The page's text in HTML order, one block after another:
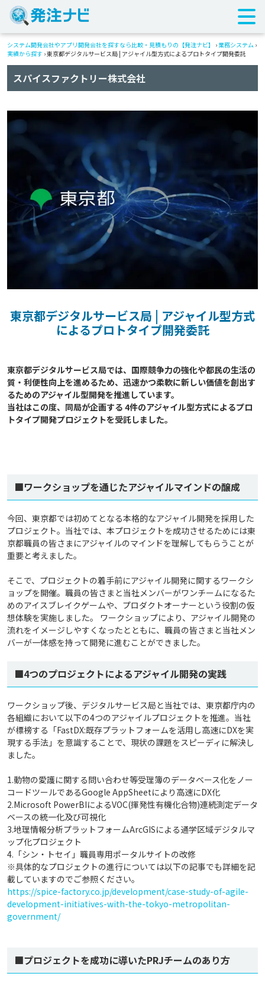
システム開発会社やアプリ開発会社を探すなら比較・見積もりの【発注ナビ】 › 業務システム ›
実績から探す ›東京都デジタルサービス局 | アジャイル型方式によるプロトタイプ開発委託
スパイスファクトリー株式会社
東京都デジタルサービス局 | アジャイル型方式
によるプロトタイプ開発委託
東京都デジタルサービス局では、国際競争力の強化や都民の生活の
質・利便性向上を進めるため、迅速かつ柔軟に新しい価値を創出す
るためのアジャイル型開発を推進しています。
当社はこの度、同局が企画する 4件のアジャイル型方式によるプロ
■ワークショップを通じたアジャイルマインドの醸成
今回、東京都では初めてとなる本格的なアジャイル開発を採用した
プロジェクト。当社では、本プロジェクトを成功させるためには東
京都職員の皆さまにアジャイルのマインドを理解してもらうことが
重要と考えました。
そこで、プロジェクトの着手前にアジャイル開発に関するワークシ
ョップを開催。職員の皆さまと当社メンバーがワンチームになるた
めのアイスブレイクゲームや、プロダクトオーナーという役割の仮
想体験を実施しました。 ワークショップにより、アジャイル開発の
流れをイメージしやすくなったとともに、職員の皆さまと当社メン
バーが一体感を持って開発に進むことができました。
■4つのプロジェクトによるアジャイル開発の実践
ワークショップ後、デジタルサービス局と当社では、東京都庁内の
各組織において以下の4つのアジャイルプロジェクトを推進。当社
が標榜する「FastDX:既存プラットフォームを活用し高速にDXを実
現する手法」を意識することで、現状の課題をスピーディに解決し
ました。
1.動物の愛護に関する問い合わせ等受理簿のデータベース化をノー
コードツールであるGoogle AppSheetにより高速にDX化
2.Microsoft PowerBIによるVOC(揮発性有機化合物)連続測定データ
ベースの統一化及び可視化
3.地理情報分析プラットフォームArcGISによる通学区域デジタルマ
ップ化プロジェクト
4.「シン・トセイ」職員専用ポータルサイトの改修
※具体的なプロジェクトの進行については以下の記事でも詳細を記
載していますのでご参照ください。
https://spice-factory.co.jp/development/case-study-of-agile-
development-initiatives-with-the-tokyo-metropolitan-
government/
■プロジェクトを成功に導いたPRJチームのあり方